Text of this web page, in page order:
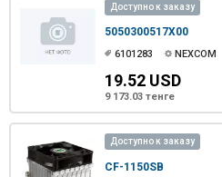
Доступно к заказу
5050300517X00
6101283 NEXCOM
19.52 USD
9 173.03 тенге
Доступно к заказу
CF-1150SB